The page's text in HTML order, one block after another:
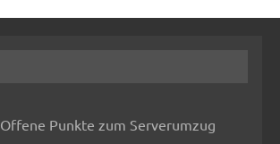
Offene Punkte zum Serverumzug